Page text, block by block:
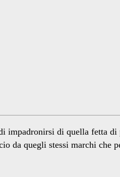
impadronirsi di quella fetta
da quegli stessi marchi che